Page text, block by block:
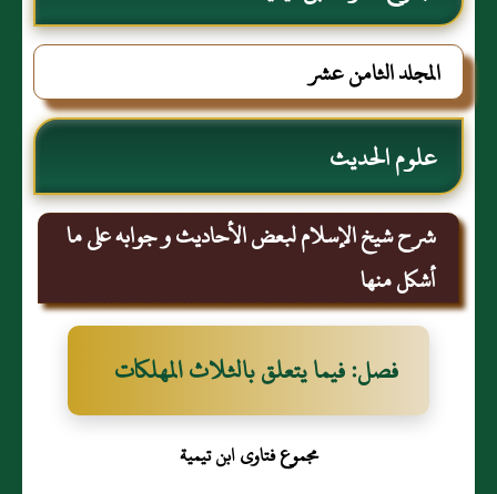
المجلد الثامن عشر
علوم الحديث
شرح شيخ الإسلام لبعض الأحاديث و جوابه على ما
أشكل منها
فصل: فيما يتعلق بالثلاث المهلكات
مجموع فتاوى ابن تيمية